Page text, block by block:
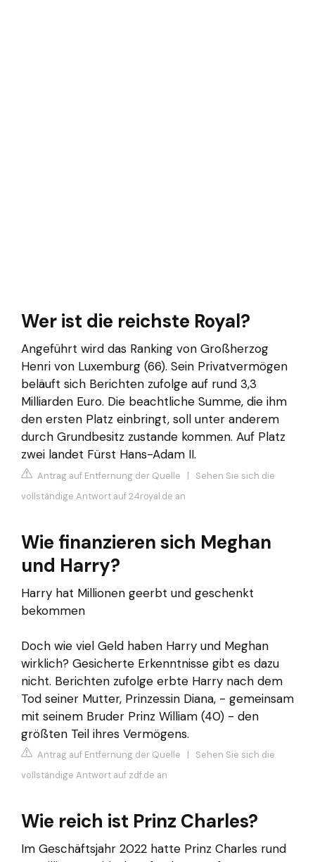
Wer ist die reichste Royal?
Angeführt wird das Ranking von Großherzog
Henri von Luxemburg (66). Sein Privatvermögen
beläuft sich Berichten zufolge auf rund 3,3
Milliarden Euro. Die beachtliche Summe, die ihm
den ersten Platz einbringt, soll unter anderem
durch Grundbesitz zustande kommen. Auf Platz
zwei landet Fürst Hans-Adam II.
Antrag auf Entfernung der Quelle | Sehen Sie sich die
vollständige Antwort auf 24royal.de an
Wie finanzieren sich Meghan
und Harry?
Harry hat Millionen geerbt und geschenkt
bekommen
Doch wie viel Geld haben Harry und Meghan
wirklich? Gesicherte Erkenntnisse gibt es dazu
nicht. Berichten zufolge erbte Harry nach dem
Tod seiner Mutter, Prinzessin Diana, - gemeinsam
mit seinem Bruder Prinz William (40) - den
größten Teil ihres Vermögens.
Antrag auf Entfernung der Quelle | Sehen Sie sich die
vollständige Antwort auf zdf.de an
Wie reich ist Prinz Charles?
Im Geschäftsjahr 2022 hatte Prinz Charles rund